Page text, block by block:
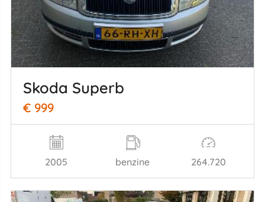
Skoda Superb
€ 999
2005 benzine 264.720